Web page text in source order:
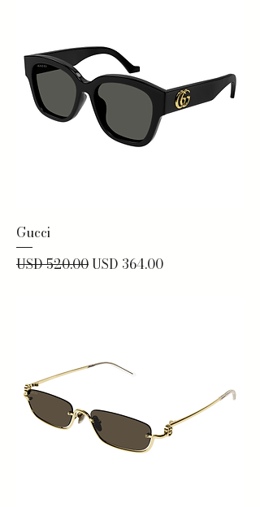
Gucci
Precio
USD 520.00Precio de oferta
USD 364.00